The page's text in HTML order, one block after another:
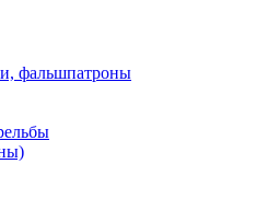
фальшпатроны